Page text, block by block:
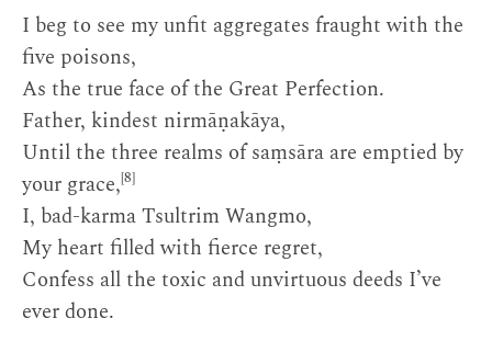
I beg to see my unfit aggregates fraught with the
five poisons,
As the true face of the Great Perfection.
Father, kindest nirmāṇakāya,
Until the three realms of saṃsāra are emptied by
your grace,[8]
I, bad-karma Tsultrim Wangmo,
My heart filled with fierce regret,
Confess all the toxic and unvirtuous deeds I’ve
ever done.